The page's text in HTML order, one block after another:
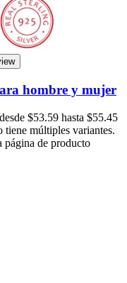
hombre y mujer
$53.59 hasta $55.45
tiene múltiples variantes.
página de producto